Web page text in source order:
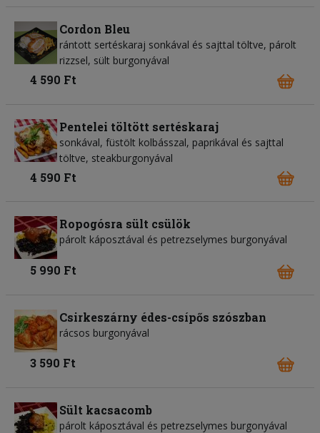
Cordon Bleu
rántott sertéskaraj sonkával és sajttal töltve, párolt
rizzsel, sült burgonyával
4 590 Ft
Pentelei töltött sertéskaraj
sonkával, füstölt kolbásszal, paprikával és sajttal
töltve, steakburgonyával
4 590 Ft
Ropogósra sült csülök
párolt káposztával és petrezselymes burgonyával
5 990 Ft
Csirkeszárny édes-csípős szószban
rácsos burgonyával
3 590 Ft
Sült kacsacomb
párolt káposztával és petrezselymes burgonyával